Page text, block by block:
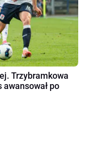
Trzybramkowa
po